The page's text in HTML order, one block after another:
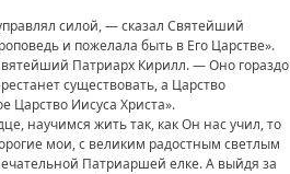
силой, — сказал Святейший
и пожелала быть в Его Царстве».
Патриарх Кирилл. — Оно гораздо
существовать, а Царство
Царство Иисуса Христа».
научимся жить так, как Он нас учил, то
мои, с великим радостным светлым
Патриаршей елке. А выйдя за